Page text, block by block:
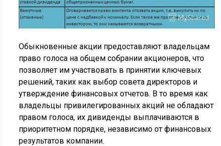
Обыкновенные акции предоставляют владельцам
право голоса на общем собрании акционеров, что
позволяет им участвовать в принятии ключевых
решений, таких как выбор совета директоров и
утверждение финансовых отчетов. В то время как
владельцы привилегированных акций не обладают
правом голоса, их дивиденды выплачиваются в
приоритетном порядке, независимо от финансовых
результатов компании.